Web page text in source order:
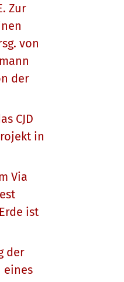
Zur
von
der
CJD
in
Via
ist
der
eines